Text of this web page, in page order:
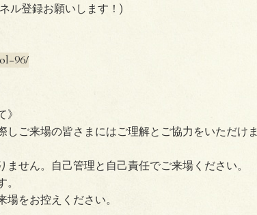
ル登録お願いします！)
96/
ご来場の皆さまにはご理解とご協力をいただけ
せん。自己管理と自己責任でご来場ください。
をお控えください。